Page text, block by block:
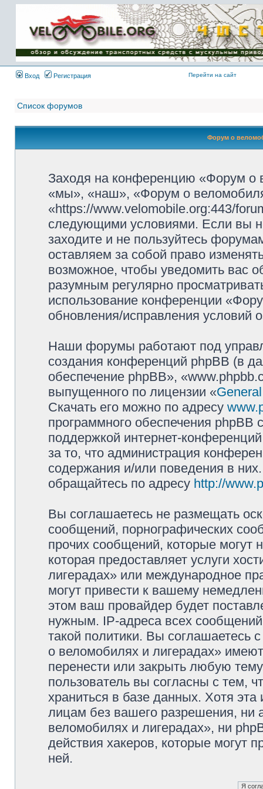
Имя пользователя:
Пароль:
{ LOG_ME_IN_SHORT
}
Вход
Регистрация Перейти на сайт
Список форумов
Форум о
Заходя на конференцию «Форум о
«мы», «наш», «Форум о
«https://www.velomobile.org:443/
следующими условиями. Если вы
заходите и не пользуйтесь
оставляем за собой право
возможное, чтобы уведомить вас
разумным регулярно
использование конференции
обновления/исправления условий
Наши форумы работают под
создания конференций phpBB (в
обеспечение phpBB»,
выпущенного по лицензии «
Скачать его можно по адресу
программного обеспечения phpBB
поддержкой интернет-
за то, что администрация
содержания и/или поведения в
обращайтесь по адресу http://
Вы соглашаетесь не размещать
сообщений, порнографических
прочих сообщений, которые могут
которая предоставляет услуги
лигерадах» или международное
могут привести к вашему
этом ваш провайдер будет
нужным. IP-адреса всех
такой политики. Вы
о веломобилях и лигерадах»
перенести или закрыть любую
пользователь вы согласны с тем,
храниться в базе данных. Хотя
лицам без вашего разрешения, ни
веломобилях и лигерадах», ни
действия хакеров, которые могут
ней.